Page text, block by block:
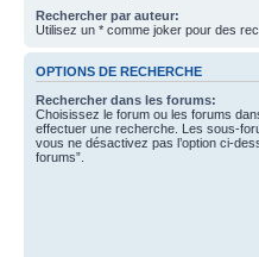
Rechercher par auteur:
Utilisez un * comme joker pour des
OPTIONS DE RECHERCHE
Rechercher dans les forums:
Choisissez le forum ou les forums
effectuer une recherche. Les sous-
vous ne désactivez pas l’option ci-
forums”.